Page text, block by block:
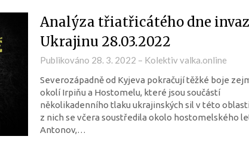
Analýza třiatřicátého dne
Ukrajinu 28.03.2022
Publikováno 28. 3. 2022 – Kolektiv valka.online
Severozápadně od Kyjeva pokračují těžké boje
okolí Irpiňu a Hostomelu, které jsou součástí
několikadenního tlaku ukrajinských sil v této
z nich se včera soustředila okolo hostomelského
Antonov,…